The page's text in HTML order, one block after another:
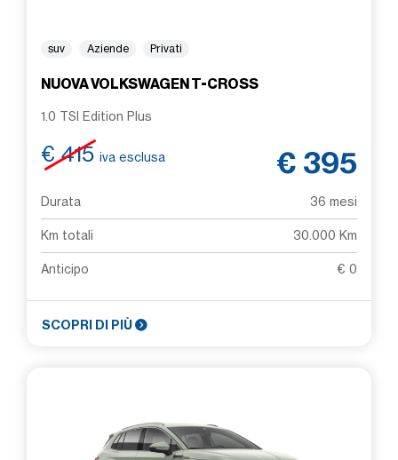
suv Aziende Privati
NUOVA VOLKSWAGEN T-CROSS
1.0 TSI Edition Plus
€ 415 iva esclusa € 395
Durata 36 mesi
Km totali 30.000 Km
Anticipo € 0
SCOPRI DI PIÙ